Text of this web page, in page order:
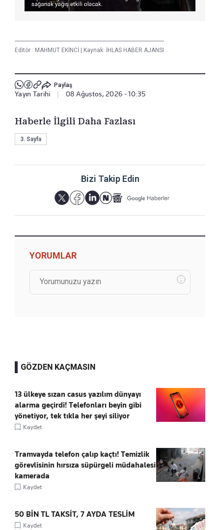
Editör : MAHMUT EKİNCİ | Kaynak: İHLAS HABER AJANSI
Paylaş
Yayın Tarihi 08 Ağustos, 2026 - 10:35
Haberle İlgili Daha Fazlası
3. Sayfa
Bizi Takip Edin
YORUMLAR
GÖZDEN KAÇMASIN
13 ülkeye sızan casus yazılım dünyayı
alarma geçirdi! Telefonları beyin gibi
yönetiyor, tek tıkla her şeyi siliyor
Kaydet
Tramvayda telefon çalıp kaçtı! Temizlik
görevlisinin hırsıza süpürgeli müdahalesi
kamerada
Kaydet
50 BİN TL TAKSİT, 7 AYDA TESLİM
Kaydet